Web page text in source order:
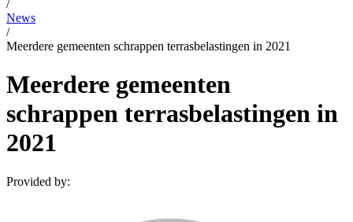
/
News
/
Meerdere gemeenten schrappen terrasbelastingen in 2021
Meerdere gemeenten
schrappen terrasbelastingen in
2021
Provided by: